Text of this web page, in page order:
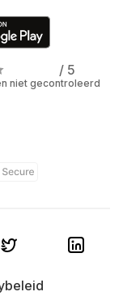
/ 5
niet gecontroleerd